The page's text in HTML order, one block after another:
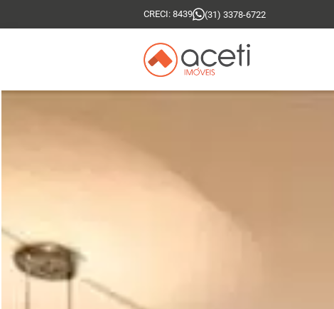
CRECI: 8439 (31) 3378-6722